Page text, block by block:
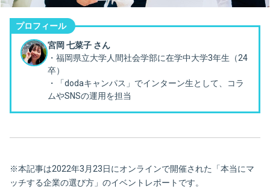
プロフィール
宮岡 七菜子 さん
・福岡県立大学人間社会学部に在学中大学3年生（24
卒）
・「dodaキャンパス」でインターン生として、コラ
ムやSNSの運用を担当
※本記事は2022年3月23日にオンラインで開催された「本当にマ
ッチする企業の選び方」のイベントレポートです。